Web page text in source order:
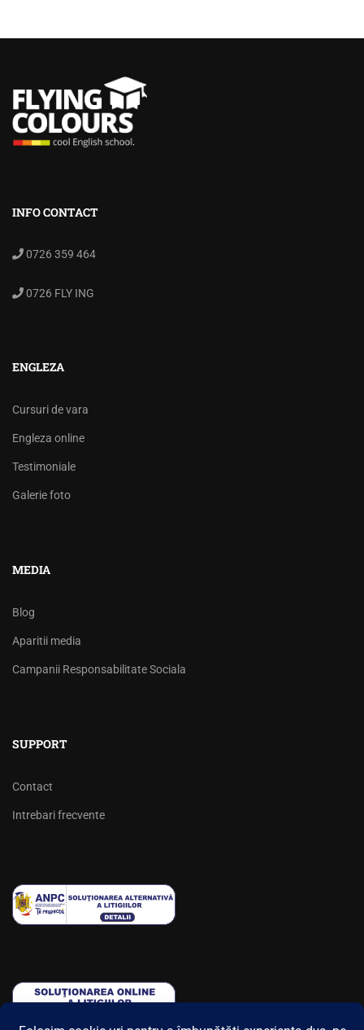
INFO CONTACT
0726 359 464
0726 FLY ING
ENGLEZA
Cursuri de vara
Engleza online
Testimoniale
Galerie foto
MEDIA
Blog
Aparitii media
Campanii Responsabilitate Sociala
SUPPORT
Contact
Intrebari frecvente